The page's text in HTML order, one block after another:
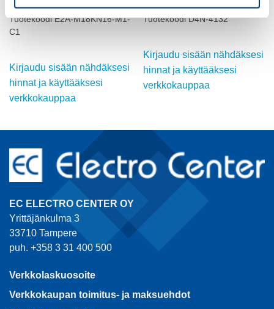
DC, ei-suojattu
Tuotekoodi E2A-M18KN16-M1-
C1
Kirjaudu sisään nähdäksesi
hinnat ja käyttääksesi
verkkokauppaa
RULLAMÄNTÄ, D4N, M20
Tuotekoodi D4N-4132
Kirjaudu sisään nähdäksesi
hinnat ja käyttääksesi
verkkokauppaa
EC ELECTRO CENTER OY
Yrittäjänkulma 3
33710 Tampere
puh. +358 3 31 400 500
Verkkolaskuosoite
Verkkokaupan toimitus- ja maksuehdot